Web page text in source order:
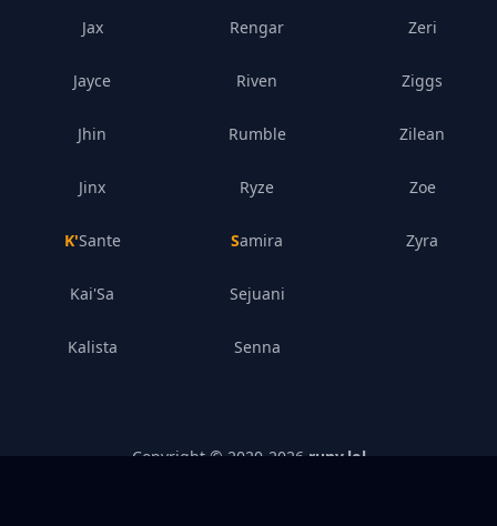
Jax
Jayce
Jhin
Jinx
K'Sante
Kai'Sa
Kalista
Rengar
Riven
Rumble
Ryze
Samira
Sejuani
Senna
Zeri
Ziggs
Zilean
Zoe
Zyra
Copyright © 2020- 2026 runy.lol